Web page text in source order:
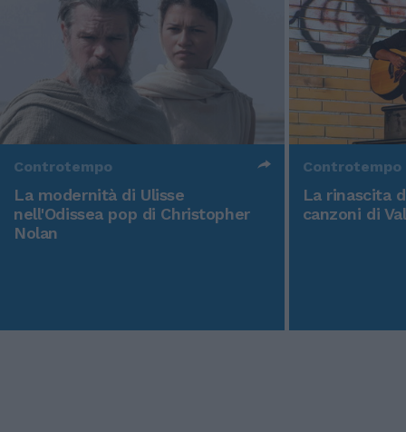
Controtempo
La modernità di Ulisse
nell'Odissea pop di Christopher
Nolan
Controtempo
La rinascita
canzoni di